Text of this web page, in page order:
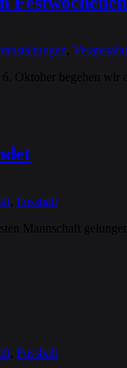
Oktober begehen
Fussball
Mannschaft
Fussball